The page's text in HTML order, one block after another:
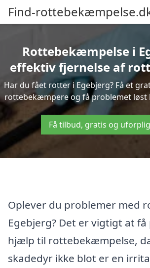
Find-
Rottebekæmpelse i
effektiv fjernelse af
Har du fået rotter i Egebjerg? Få et
rottebekæmpere og få problemet løst
Få tilbud, gratis og
Oplever du problemer med
Egebjerg? Det er vigtigt at
hjælp til rottebekæmpelse,
skadedyr ikke blot er en